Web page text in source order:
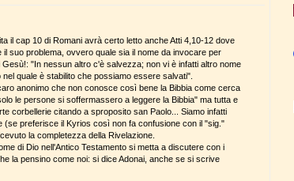
il cap 10 di Romani avrà certo letto anche Atti 4,10-12 dove
il suo problema, ovvero quale sia il nome da invocare per
"In nessun altro c'è salvezza; non vi è infatti altro nome
nel quale è stabilito che possiamo essere salvati".
anonimo che non conosce così bene la Bibbia come cerca
le persone si soffermassero a leggere la Bibbia" ma tutta e
corbellerie citando a sproposito san Paolo... Siamo infatti
(se preferisce il Kyrios così non fa confusione con il "sig."
la completezza della Rivelazione.
di Dio nell'Antico Testamento si metta a discutere con i
la pensino come noi: si dice Adonai, anche se si scrive